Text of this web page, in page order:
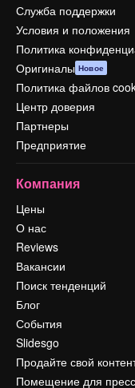
Служба поддержки
Условия и положения
Политика
Оригиналы Новое
Политика файлов
Центр доверия
Партнеры
Предприятие
Компания
Цены
О нас
Reviews
Вакансии
Поиск тенденций
Блог
События
Slidesgo
Продайте свой
Помещение для